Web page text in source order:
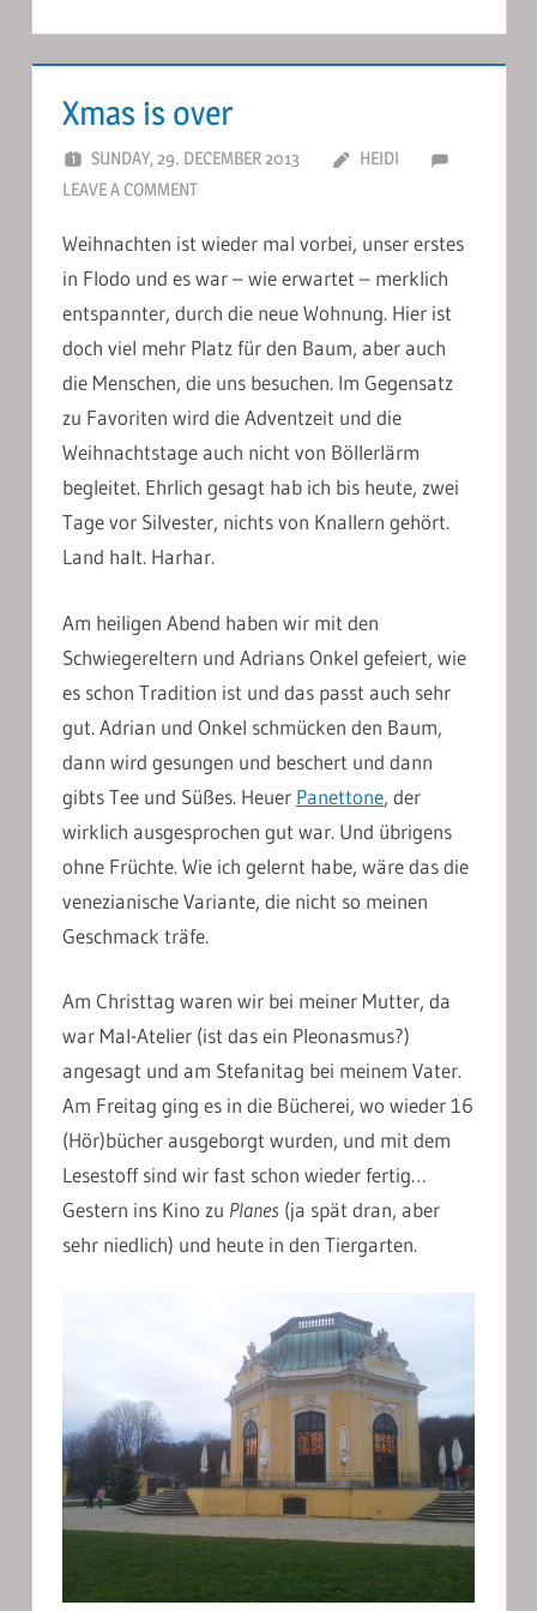
Xmas is over
SUNDAY, 29. DECEMBER 2013
HEIDI
LEAVE A COMMENT
Weihnachten ist wieder mal vorbei, unser erstes
in Flodo und es war – wie erwartet – merklich
entspannter, durch die neue Wohnung. Hier ist
doch viel mehr Platz für den Baum, aber auch
die Menschen, die uns besuchen. Im Gegensatz
zu Favoriten wird die Adventzeit und die
Weihnachtstage auch nicht von Böllerlärm
begleitet. Ehrlich gesagt hab ich bis heute, zwei
Tage vor Silvester, nichts von Knallern gehört.
Land halt. Harhar.
Am heiligen Abend haben wir mit den
Schwiegereltern und Adrians Onkel gefeiert, wie
es schon Tradition ist und das passt auch sehr
gut. Adrian und Onkel schmücken den Baum,
dann wird gesungen und beschert und dann
gibts Tee und Süßes. Heuer Panettone, der
wirklich ausgesprochen gut war. Und übrigens
ohne Früchte. Wie ich gelernt habe, wäre das die
venezianische Variante, die nicht so meinen
Geschmack träfe.
Am Christtag waren wir bei meiner Mutter, da
war Mal-Atelier (ist das ein Pleonasmus?)
angesagt und am Stefanitag bei meinem Vater.
Am Freitag ging es in die Bücherei, wo wieder 16
(Hör)bücher ausgeborgt wurden, und mit dem
Lesestoff sind wir fast schon wieder fertig…
Gestern ins Kino zu Planes (ja spät dran, aber
sehr niedlich) und heute in den Tiergarten.